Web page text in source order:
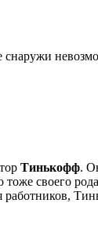
снаружи
Тинькофф.
тоже своего
работников,